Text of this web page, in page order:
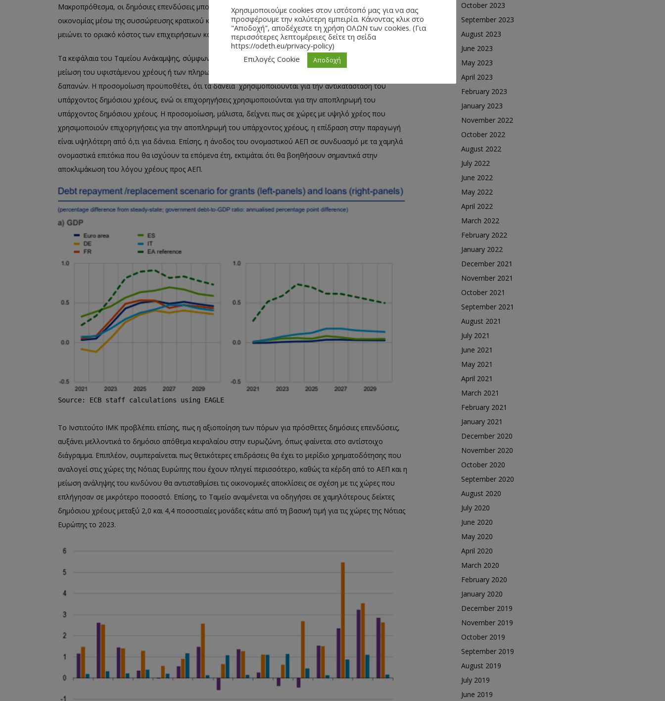
Μακροπρόθεσμα, οι δημόσιες επενδύσεις μπορούν να αυξήσουν την παραγωγικότητα της εγχώριας
οικονομίας μέσω της συσσώρευσης κρατικού κεφαλαίου. Ταυτόχρονα, η αύξηση του δημόσιου κεφαλαίου
μειώνει το οριακό κόστος των επιχειρήσεων και κατά συνέπεια μειώνει τις πληθωριστικές τάσεις.
Τα κεφάλαια του Ταμείου Ανάκαμψης, σύμφωνα με την ΕΚΤ, θα μπορούσαν να χρησιμοποιηθούν για τη
μείωση του υφιστάμενου χρέους ή των πληρωμών των τόκων και τη χρηματοδότηση πρόσθετων κρατικών
δαπανών. Η προσομοίωση προϋποθέτει, ότι τα δάνεια χρησιμοποιούνται για την αντικατάσταση του
υπάρχοντος δημόσιου χρέους, ενώ οι επιχορηγήσεις χρησιμοποιούνται για την αποπληρωμή του
υπάρχοντος δημόσιου χρέους. Η προσομοίωση, μάλιστα, δείχνει πως σε χώρες με υψηλό χρέος που
χρησιμοποιούν επιχορηγήσεις για την αποπληρωμή του υπάρχοντος χρέους, η επίδραση στην παραγωγή
είναι υψηλότερη από ό,τι για δάνεια. Επίσης, η άνοδος του ονομαστικού ΑΕΠ σε συνδυασμό με τα χαμηλά
ονομαστικά επιτόκια που θα ισχύουν τα επόμενα έτη, εκτιμάται ότι θα βοηθήσουν σημαντικά στην
αποκλιμάκωση του λόγου χρέους προς ΑΕΠ.
Source: ECB staff calculations using EAGLE
Το Ινστιτούτο ΙΜΚ προβλέπει επίσης, πως η αξιοποίηση των πόρων για πρόσθετες δημόσιες επενδύσεις,
αυξάνει μελλοντικά το δημόσιο απόθεμα κεφαλαίου στην ευρωζώνη, όπως φαίνεται στο αντίστοιχο
διάγραμμα. Επιπλέον, συμπεραίνεται πως θετικότερες επιδράσεις θα έχει το μερίδιο χρηματοδότησης που
αναλογεί στις χώρες της Νότιας Ευρώπης που έχουν πληγεί περισσότερο, καθώς τα κέρδη από το ΑΕΠ και η
μείωση ανάληψης του κινδύνου θα αντισταθμίσει τις οικονομικές αποκλίσεις σε σχέση με τις χώρες που
επλήγησαν σε μικρότερο ποσοστό. Επίσης, το Ταμείο αναμένεται να οδηγήσει σε χαμηλότερους δείκτες
δημόσιου χρέους μεταξύ 2,0 και 4,4 ποσοστιαίες μονάδες κάτω από τη βασική τιμή για τις χώρες της Νότιας
Ευρώπης το 2023.
October 2023
September 2023
August 2023
June 2023
May 2023
April 2023
February 2023
January 2023
November 2022
October 2022
August 2022
July 2022
June 2022
May 2022
April 2022
March 2022
February 2022
January 2022
December 2021
November 2021
October 2021
September 2021
August 2021
July 2021
June 2021
May 2021
April 2021
March 2021
February 2021
January 2021
December 2020
November 2020
October 2020
September 2020
August 2020
July 2020
June 2020
May 2020
April 2020
March 2020
February 2020
January 2020
December 2019
November 2019
October 2019
September 2019
August 2019
July 2019
June 2019
Χρησιμοποιούμε cookies στον ιστότοπό μας για να σας
προσφέρουμε την καλύτερη εμπειρία. Κάνοντας κλικ στο
"Αποδοχή", αποδέχεστε τη χρήση ΟΛΩΝ των cookies. (Για
περισσότερες λεπτομέρειες δείτε τη σείδα
https://odeth.eu/privacy-policy)
Επιλογές Cookie
Αποδοχή